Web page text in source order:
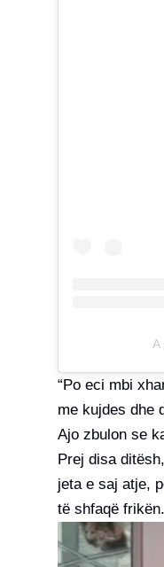
A
“Po eci mbi
me kujdes dhe
Ajo zbulon se
Prej disa
jeta e saj atje,
të shfaqë
Video
Player